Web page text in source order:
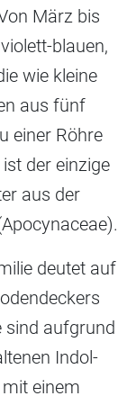
März bis
blauen,
wie kleine
aus fünf
einer Röhre
der einzige
aus der
deutet auf
sind aufgrund
Indol-
einem